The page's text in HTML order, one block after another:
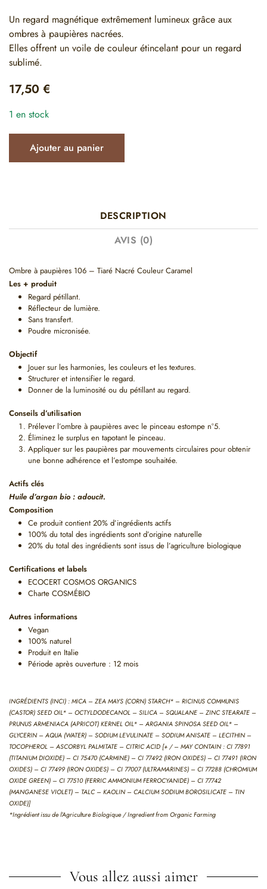
Un regard magnétique extrêmement lumineux grâce aux
ombres à paupières nacrées.
Elles offrent un voile de couleur étincelant pour un regard
sublimé.
17,50 €
1 en stock
Ajouter au panier
DESCRIPTION
AVIS (0)
Ombre à paupières 106 – Tiaré Nacré Couleur Caramel
Les + produit
Regard pétillant.
Réflecteur de lumière.
Sans transfert.
Poudre micronisée.
Objectif
Jouer sur les harmonies, les couleurs et les textures.
Structurer et intensifier le regard.
Donner de la luminosité ou du pétillant au regard.
Conseils d’utilisation
Prélever l’ombre à paupières avec le pinceau estompe n°5.
Éliminez le surplus en tapotant le pinceau.
Appliquer sur les paupières par mouvements circulaires pour obtenir
une bonne adhérence et l’estompe souhaitée.
Actifs clés
Huile d’argan bio : adoucit.
Composition
Ce produit contient 20% d’ingrédients actifs
100% du total des ingrédients sont d’origine naturelle
20% du total des ingrédients sont issus de l’agriculture biologique
Certifications et labels
ECOCERT COSMOS ORGANICS
Charte COSMÉBIO
Autres informations
Vegan
100% naturel
Produit en Italie
Période après ouverture : 12 mois
INGRÉDIENTS (INCI) : MICA – ZEA MAYS (CORN) STARCH* – RICINUS COMMUNIS
(CASTOR) SEED OIL* – OCTYLDODECANOL – SILICA – SQUALANE – ZINC STEARATE –
PRUNUS ARMENIACA (APRICOT) KERNEL OIL* – ARGANIA SPINOSA SEED OIL* –
GLYCERIN – AQUA (WATER) – SODIUM LEVULINATE – SODIUM ANISATE – LECITHIN –
TOCOPHEROL – ASCORBYL PALMITATE – CITRIC ACID [+ / – MAY CONTAIN : CI 77891
(TITANIUM DIOXIDE) – CI 75470 (CARMINE) – CI 77492 (IRON OXIDES) – CI 77491 (IRON
OXIDES) – CI 77499 (IRON OXIDES) – CI 77007 (ULTRAMARINES) – CI 77288 (CHROMIUM
OXIDE GREEN) – CI 77510 (FERRIC AMMONIUM FERROCYANIDE) – CI 77742
(MANGANESE VIOLET) – TALC – KAOLIN – CALCIUM SODIUM BOROSILICATE – TIN
OXIDE)]
*Ingrédient issu de l’Agriculture Biologique / Ingredient from Organic Farming
Vous allez aussi aimer